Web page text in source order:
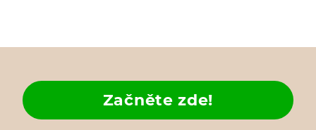
Začněte zde!